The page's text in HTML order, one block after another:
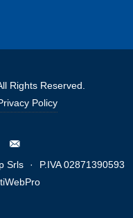
Rights Reserved.
Policy
Srls ·
P.IVA 02871390593